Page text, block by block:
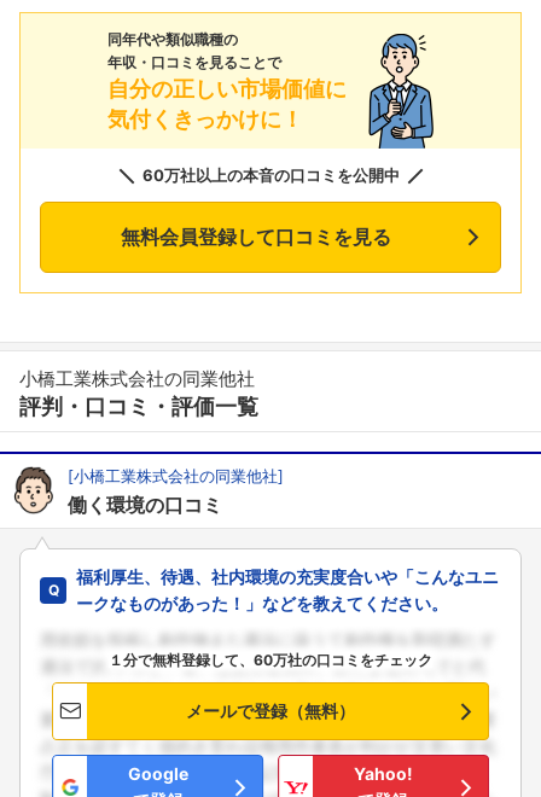
同年代や類似職種の
年収・口コミを見ることで
自分の正しい市場価値に
気付くきっかけに！
60万社以上の本音の口コミを公開中
無料会員登録して口コミを見る
小橋工業株式会社の同業他社
評判・口コミ・評価一覧
[小橋工業株式会社の同業他社]
働く環境の口コミ
福利厚生、待遇、社内環境の充実度合いや「こんなユニ
ークなものがあった！」などを教えてください。
１分で無料登録して、60万社の口コミをチェック
メールで登録（無料）
Google
Yahoo!